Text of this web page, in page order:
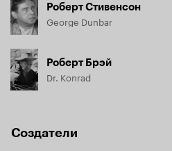
Роберт Стивенсон
George Dunbar
Роберт Брэй
Dr. Konrad
Создатели